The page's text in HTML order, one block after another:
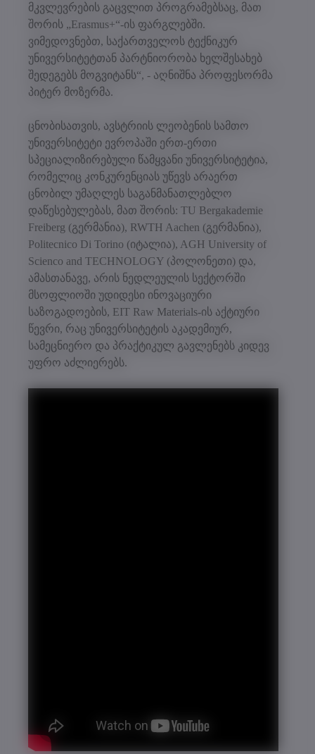
მკვლევრების გაცვლით პროგრამებსაც, მათ
შორის „Erasmus+“-ის ფარგლებში.
ვიმედოვნებთ, საქართველოს ტექნიკურ
უნივერსიტეტთან პარტნიორობა ხელშესახებ
შედეგებს მოგვიტანს“, - აღნიშნა პროფესორმა
პიტერ მოზერმა.
ცნობისათვის, ავსტრიის ლეობენის სამთო
უნივერსიტეტი ევროპაში ერთ-ერთი
სპეციალიზირებული წამყვანი უნივერსიტეტია,
რომელიც კონკურენციას უწევს არაერთ
ცნობილ უმაღლეს საგანმანათლებლო
დაწესებულებას, მათ შორის: TU Bergakademie
Freiberg (გერმანია), RWTH Aachen (გერმანია),
Politecnico Di Torino (იტალია), AGH University of
Scienco and TECHNOLOGY (პოლონეთი) და,
ამასთანავე, არის ნედლეულის სექტორში
მსოფლიოში უდიდესი ინოვაციური
საზოგადოების, EIT Raw Materials-ის აქტიური
წევრი, რაც უნივერსიტეტის აკადემიურ,
სამეცნიერო და პრაქტიკულ გავლენებს კიდევ
უფრო აძლიერებს.